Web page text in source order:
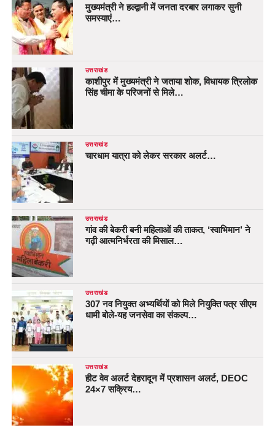
मुख्यमंत्री ने हल्द्वानी में जनता दरबार लगाकर सुनी
समस्याएं…
उत्तराखंड
काशीपुर में मुख्यमंत्री ने जताया शोक, विधायक त्रिलोक
सिंह चीमा के परिजनों से मिले…
उत्तराखंड
चारधाम यात्रा को लेकर सरकार अलर्ट…
उत्तराखंड
गांव की बेकरी बनी महिलाओं की ताकत, ‘स्वाभिमान’ ने
गढ़ी आत्मनिर्भरता की मिसाल…
उत्तराखंड
307 नव नियुक्त अभ्यर्थियों को मिले नियुक्ति पत्र सीएम
धामी बोले-यह जनसेवा का संकल्प…
उत्तराखंड
हीट वेव अलर्ट देहरादून में प्रशासन अलर्ट, DEOC
24×7 सक्रिय…